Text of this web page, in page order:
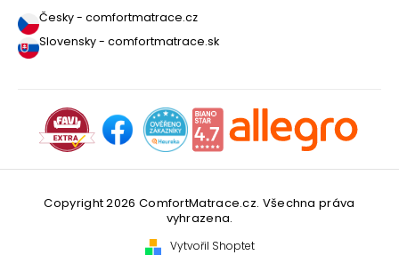
Česky - comfortmatrace.cz
Slovensky - comfortmatrace.sk
Vytvořil Shoptet
Copyright 2026 ComfortMatrace.cz. Všechna práva
vyhrazena.